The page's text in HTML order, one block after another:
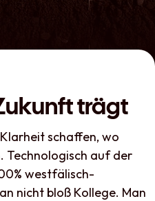
trägt
schaffen, wo
Technologisch auf der
westfälisch-
nicht bloß Kollege. Man